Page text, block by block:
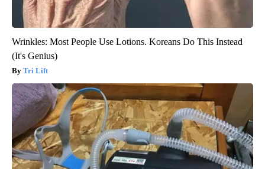
Wrinkles: Most People Use Lotions. Koreans Do This Instead
(It's Genius)
Tri Lift